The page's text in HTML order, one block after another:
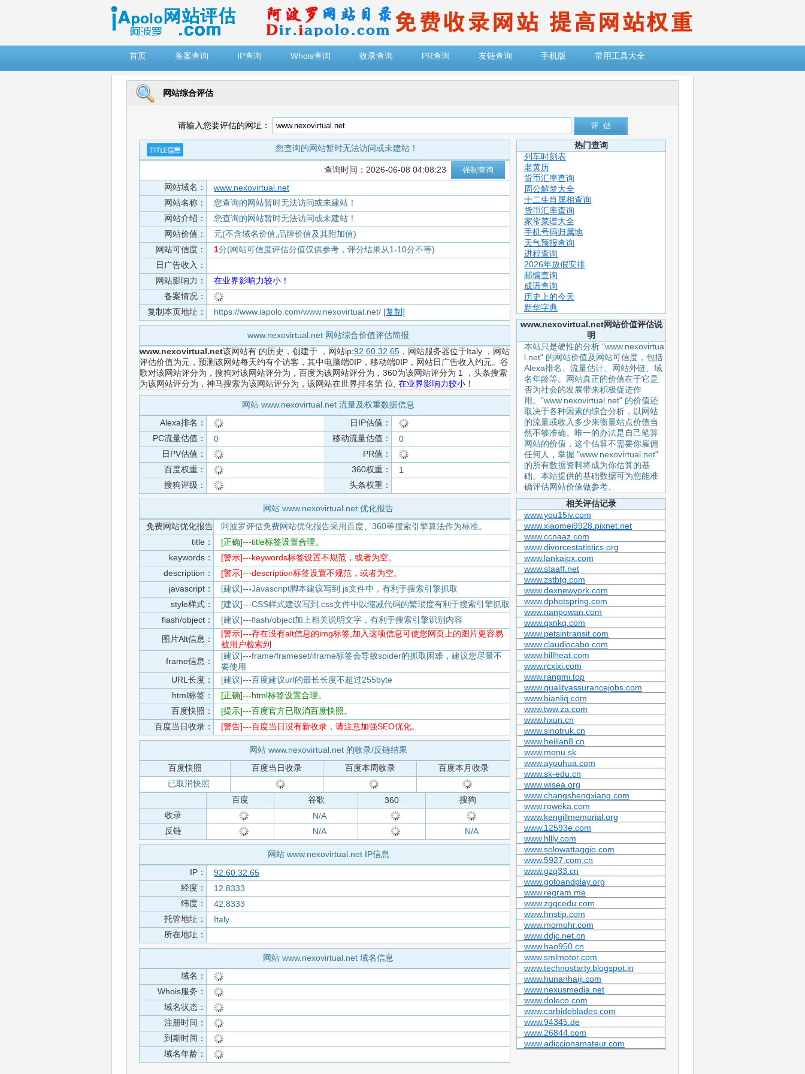
首页
备案查询 IP查询 Whois查询 收录查询 PR查询 友链查询 手机版 常用工具大全
网站综合评估
请输入您要评估的网址：
您查询的网站暂时无法访问或未建站！
查询时间：2026-06-08 04:08:23
网站域名：
www.nexovirtual.net
网站名称：
您查询的网站暂时无法访问或未建站！
网站介绍：
您查询的网站暂时无法访问或未建站！
网站价值：
元(不含域名价值,品牌价值及其附加值)
网站可信度：
1分(网站可信度评估分值仅供参考，评分结果从1-10分不等)
日广告收入：
网站影响力：
在业界影响力较小！
备案情况：
复制本页地址：
https://www.iapolo.com/www.nexovirtual.net/ [复制]
www.nexovirtual.net 网站综合价值评估简报
www.nexovirtual.net该网站有 的历史，创建于 ，网站ip:92.60.32.65 ，网站服务器位于Italy ，网站
评估价值为元，预测该网站每天约有个访客，其中电脑端0IP，移动端0IP，网站日广告收入约元。谷
歌对该网站评分为，搜狗对该网站评分为，百度为该网站评分为，360为该网站评分为 1 ，头条搜索
为该网站评分为，神马搜索为该网站评分为，该网站在世界排名第 位, 在业界影响力较小！
网站 www.nexovirtual.net 流量及权重数据信息
Alexa排名：
日IP估值：
PC流量估值：
0 移动流量估值：
0
日PV估值：
PR值：
百度权重：
360权重：
1
搜狗评级：
头条权重：
网站 www.nexovirtual.net 优化报告
免费网站优化报告
阿波罗评估免费网站优化报告采用百度、360等搜索引擎算法作为标准。
title：
[正确]---title标签设置合理。
keywords：
[警示]---keywords标签设置不规范，或者为空。
description：
[警示]---description标签设置不规范，或者为空。
javascript：
[建议]---Javascript脚本建议写到.js文件中，有利于搜索引擎抓取
style样式：
[建议]---CSS样式建议写到.css文件中以缩减代码的繁琐度有利于搜索引擎抓取
flash/object：
[建议]---flash/object加上相关说明文字，有利于搜索引擎识别内容
图片Alt信息：
[警示]---存在没有alt信息的img标签,加入这项信息可使您网页上的图片更容易
被用户检索到
frame信息：
[建议]---frame/frameset/iframe标签会导致spider的抓取困难，建议您尽量不
要使用
URL长度：
[建议]---百度建议url的最长长度不超过255byte
html标签：
[正确]---html标签设置合理。
百度快照：
[提示]---百度官方已取消百度快照。
百度当日收录：
[警告]---百度当日没有新收录，请注意加强SEO优化。
网站 www.nexovirtual.net 的收录/反链结果
百度快照
百度当日收录 百度本周收录
百度本月收录
已取消快照
百度
谷歌 360
搜狗
收录
N/A
反链
N/A N/A
网站 www.nexovirtual.net IP信息
IP：
92.60.32.65
经度：
12.8333
纬度：
42.8333
托管地址：
Italy
所在地址：
网站 www.nexovirtual.net 域名信息
域名：
Whois服务：
域名状态：
注册时间：
到期时间：
域名年龄：
热门查询
列车时刻表
老黄历
货币汇率查询
周公解梦大全
十二生肖属相查询
货币汇率查询
家常菜谱大全
手机号码归属地
天气预报查询
进程查询
2026年放假安排
邮编查询
成语查询
历史上的今天
新华字典
www.nexovirtual.net网站价值评估说
明
本站只是硬性的分析 "www.nexovirtua
l.net" 的网站价值及网站可信度，包括
Alexa排名、流量估计、网站外链、域
名年龄等。网站真正的价值在于它是
否为社会的发展带来积极促进作
用。"www.nexovirtual.net" 的价值还
取决于各种因素的综合分析，以网站
的流量或收入多少来衡量站点价值当
然不够准确。唯一的办法是自己笔算
网站的价值，这个估算不需要你雇佣
任何人，掌握 "www.nexovirtual.net"
的所有数据资料将成为你估算的基
础。本站提供的基础数据可为您能准
确评估网站价值做参考。
相关评估记录
www.you15iv.com
www.xiaomei9928.pixnet.net
www.ccnaaz.com
www.divorcestatistics.org
www.lankaipx.com
www.staaff.net
www.zstbtg.com
www.dexnewyork.com
www.dphotspring.com
www.nanpowan.com
www.qxnkq.com
www.petsintransit.com
www.claudiocabo.com
www.hillheat.com
www.rcxixi.com
www.rangmi.top
www.qualityassurancejobs.com
www.bianliq.com
www.tww.za.com
www.hxun.cn
www.sinotruk.cn
www.heilian8.cn
www.menu.sk
www.ayouhua.com
www.sk-edu.cn
www.wisea.org
www.changshengxiang.com
www.roweka.com
www.kengillmemorial.org
www.12593e.com
www.hllly.com
www.solowattaggio.com
www.5927.com.cn
www.gzq33.cn
www.gotoandplay.org
www.regram.me
www.zgqcedu.com
www.hnstip.com
www.momohr.com
www.ddjc.net.cn
www.hao950.cn
www.smlmotor.com
www.technostarty.blogspot.in
www.hunanhaiji.com
www.nexusmedia.net
www.doleco.com
www.carbideblades.com
www.94345.de
www.26844.com
www.adiccionamateur.com